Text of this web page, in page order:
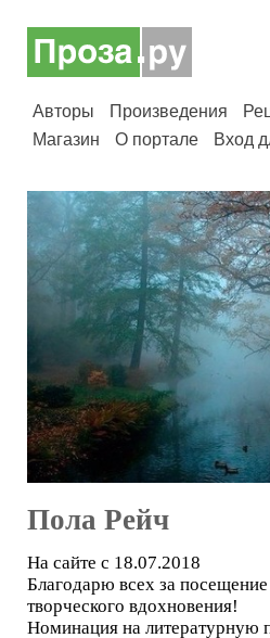
Авторы Произведения
Магазин
О портале Вход
Пола Рейч
На сайте с 18.07.2018
Благодарю всех за
творческого вдохновения!
Номинация на литературную